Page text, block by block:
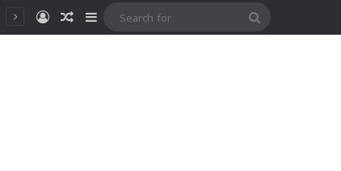
MasukRandom Article
Sidebar